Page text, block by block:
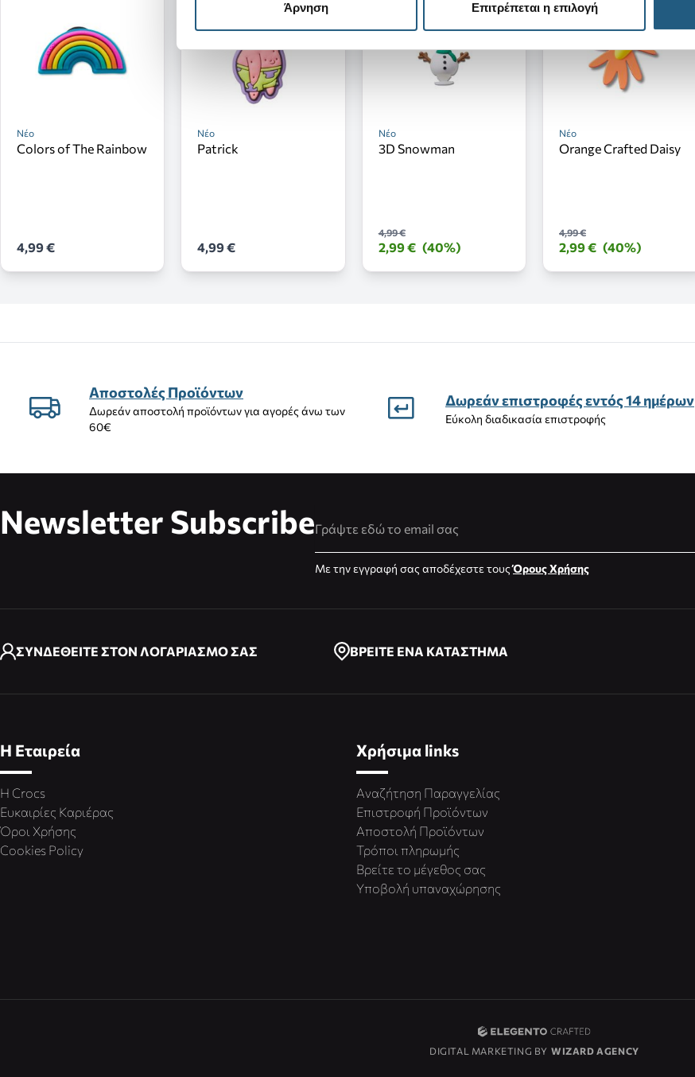
Άρνηση Επιτρέπεται η επιλογή
Νέο
Colors of The Rainbow
4,99 €
Νέο
Patrick
4,99 €
Νέο
3D Snowman
4,99 €
2,99 € (40%)
Νέο
Orange Crafted Daisy
4,99 €
2,99 € (40%)
Αποστολές Προϊόντων
Δωρεάν αποστολή προϊόντων για αγορές άνω των
60€
Δωρεάν επιστροφές εντός 14 ημέρων
Εύκολη διαδικασία επιστροφής
Newsletter Subscribe
Με την εγγραφή σας αποδέχεστε τουςΌρους Χρήσης
ΣΥΝΔΕΘΕΙΤΕ ΣΤΟΝ ΛΟΓΑΡΙΑΣΜΟ ΣΑΣ ΒΡΕΙΤΕ ΕΝΑ ΚΑΤΑΣΤΗΜΑ
Η Εταιρεία
Η Crocs
Ευκαιρίες Καριέρας
Όροι Χρήσης
Cookies Policy
Χρήσιμα links
Αναζήτηση Παραγγελίας
Επιστροφή Προϊόντων
Αποστολή Προϊόντων
Τρόποι πληρωμής
Βρείτε το μέγεθος σας
Υποβολή υπαναχώρησης
DIGITAL MARKETING BY WIZARD AGENCY